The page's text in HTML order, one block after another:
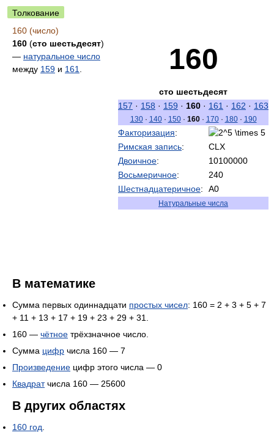
Толкование
160 (число)
160
сто шестьдесят
157 · 158 · 159 · 160 · 161 · 162 · 163
130· 140· 150· 160· 170· 180· 190
Факторизация:
Римская запись:
CLX
Двоичное:
10100000
Восьмеричное:
240
Шестнадцатеричное: A0
Натуральные числа
160 (сто шестьдесят)
— натуральное число
между 159 и 161
В математике
Сумма первых одиннадцати простых чисел: 160 = 2 + 3 + 5 + 7
+ 11 + 13 + 17 + 19 + 23 + 29 + 31.
160 — чётное трёхзначное число.
Сумма цифр числа 160 — 7
Произведение цифр этого числа — 0
Квадратчисла 160 — 25600
В других областях
160 год